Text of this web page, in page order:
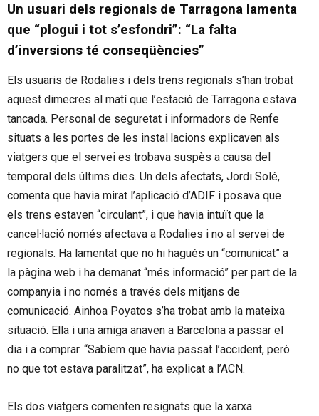
Un usuari dels regionals de Tarragona lamenta
que “plogui i tot s’esfondri”: “La falta
d’inversions té conseqüències”
Els usuaris de Rodalies i dels trens regionals s’han trobat
aquest dimecres al matí que l’estació de Tarragona estava
tancada. Personal de seguretat i informadors de Renfe
situats a les portes de les instal·lacions explicaven als
viatgers que el servei es trobava suspès a causa del
temporal dels últims dies. Un dels afectats, Jordi Solé,
comenta que havia mirat l’aplicació d’ADIF i posava que
els trens estaven “circulant”, i que havia intuït que la
cancel·lació només afectava a Rodalies i no al servei de
regionals. Ha lamentat que no hi hagués un “comunicat” a
la pàgina web i ha demanat “més informació” per part de la
companyia i no només a través dels mitjans de
comunicació. Ainhoa Poyatos s’ha trobat amb la mateixa
situació. Ella i una amiga anaven a Barcelona a passar el
dia i a comprar. “Sabíem que havia passat l’accident, però
no que tot estava paralitzat”, ha explicat a l’ACN.
Els dos viatgers comenten resignats que la xarxa